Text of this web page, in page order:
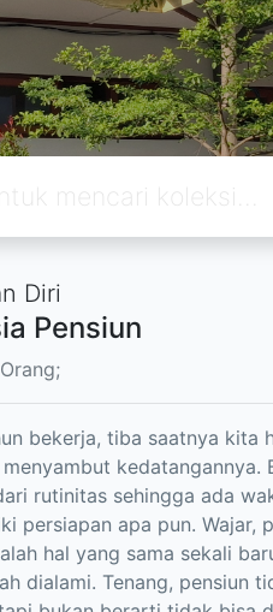
Diri
Pensiun
bekerja, tiba saatnya kita
rutinitas sehingga ada
persiapan apa pun.
hal yang sama sekali
dialami. Tenang, pensiun